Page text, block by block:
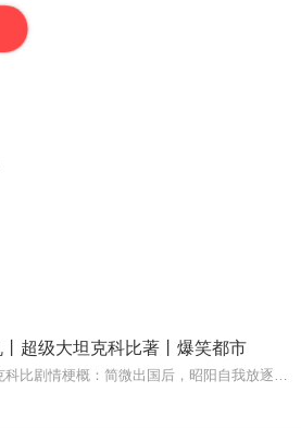
超级大坦克科比著丨爆笑都市
官方续集正在更新中《我的26岁女房客之海岛孤帆》作者：超级大坦克科比剧情梗概：简微出国后，昭阳自我放逐，漫无目的的生活，终日酗酒消沉。他意外与乐瑶重逢，两人因...